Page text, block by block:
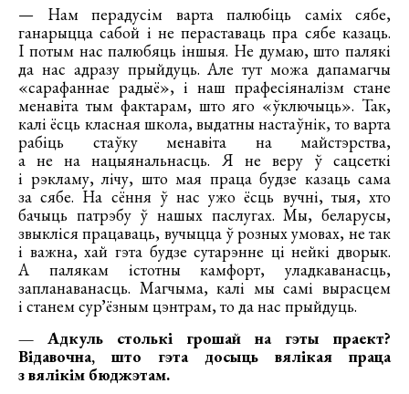
— Нам перадусім варта палюбіць саміх сябе,
ганарыцца сабой і не пераставаць пра сябе казаць.
І потым нас палюбяць іншыя. Не думаю, што палякі
да нас адразу прыйдуць. Але тут можа дапамагчы
«сарафаннае радыё», і наш прафесіяналізм стане
менавіта тым фактарам, што яго «ўключыць». Так,
калі ёсць класная школа, выдатны настаўнік, то варта
рабіць стаўку менавіта на майстэрства,
а не на нацыянальнасць. Я не веру ў сацсеткі
і рэкламу, лічу, што мая праца будзе казаць сама
за сябе. На сёння ў нас ужо ёсць вучні, тыя, хто
бачыць патрэбу ў нашых паслугах. Мы, беларусы,
звыкліся працаваць, вучыцца ў розных умовах, не так
і важна, хай гэта будзе сутарэнне ці нейкі дворык.
А палякам істотны камфорт, уладкаванасць,
запланаванасць. Магчыма, калі мы самі вырасцем
і станем сурʼёзным цэнтрам, то да нас прыйдуць.
— Адкуль столькі грошай на гэты праект?
Відавочна, што гэта досыць вялікая праца
з вялікім бюджэтам.